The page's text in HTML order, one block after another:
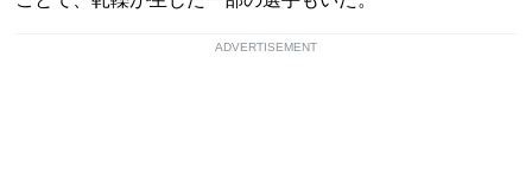
ADVERTISEMENT